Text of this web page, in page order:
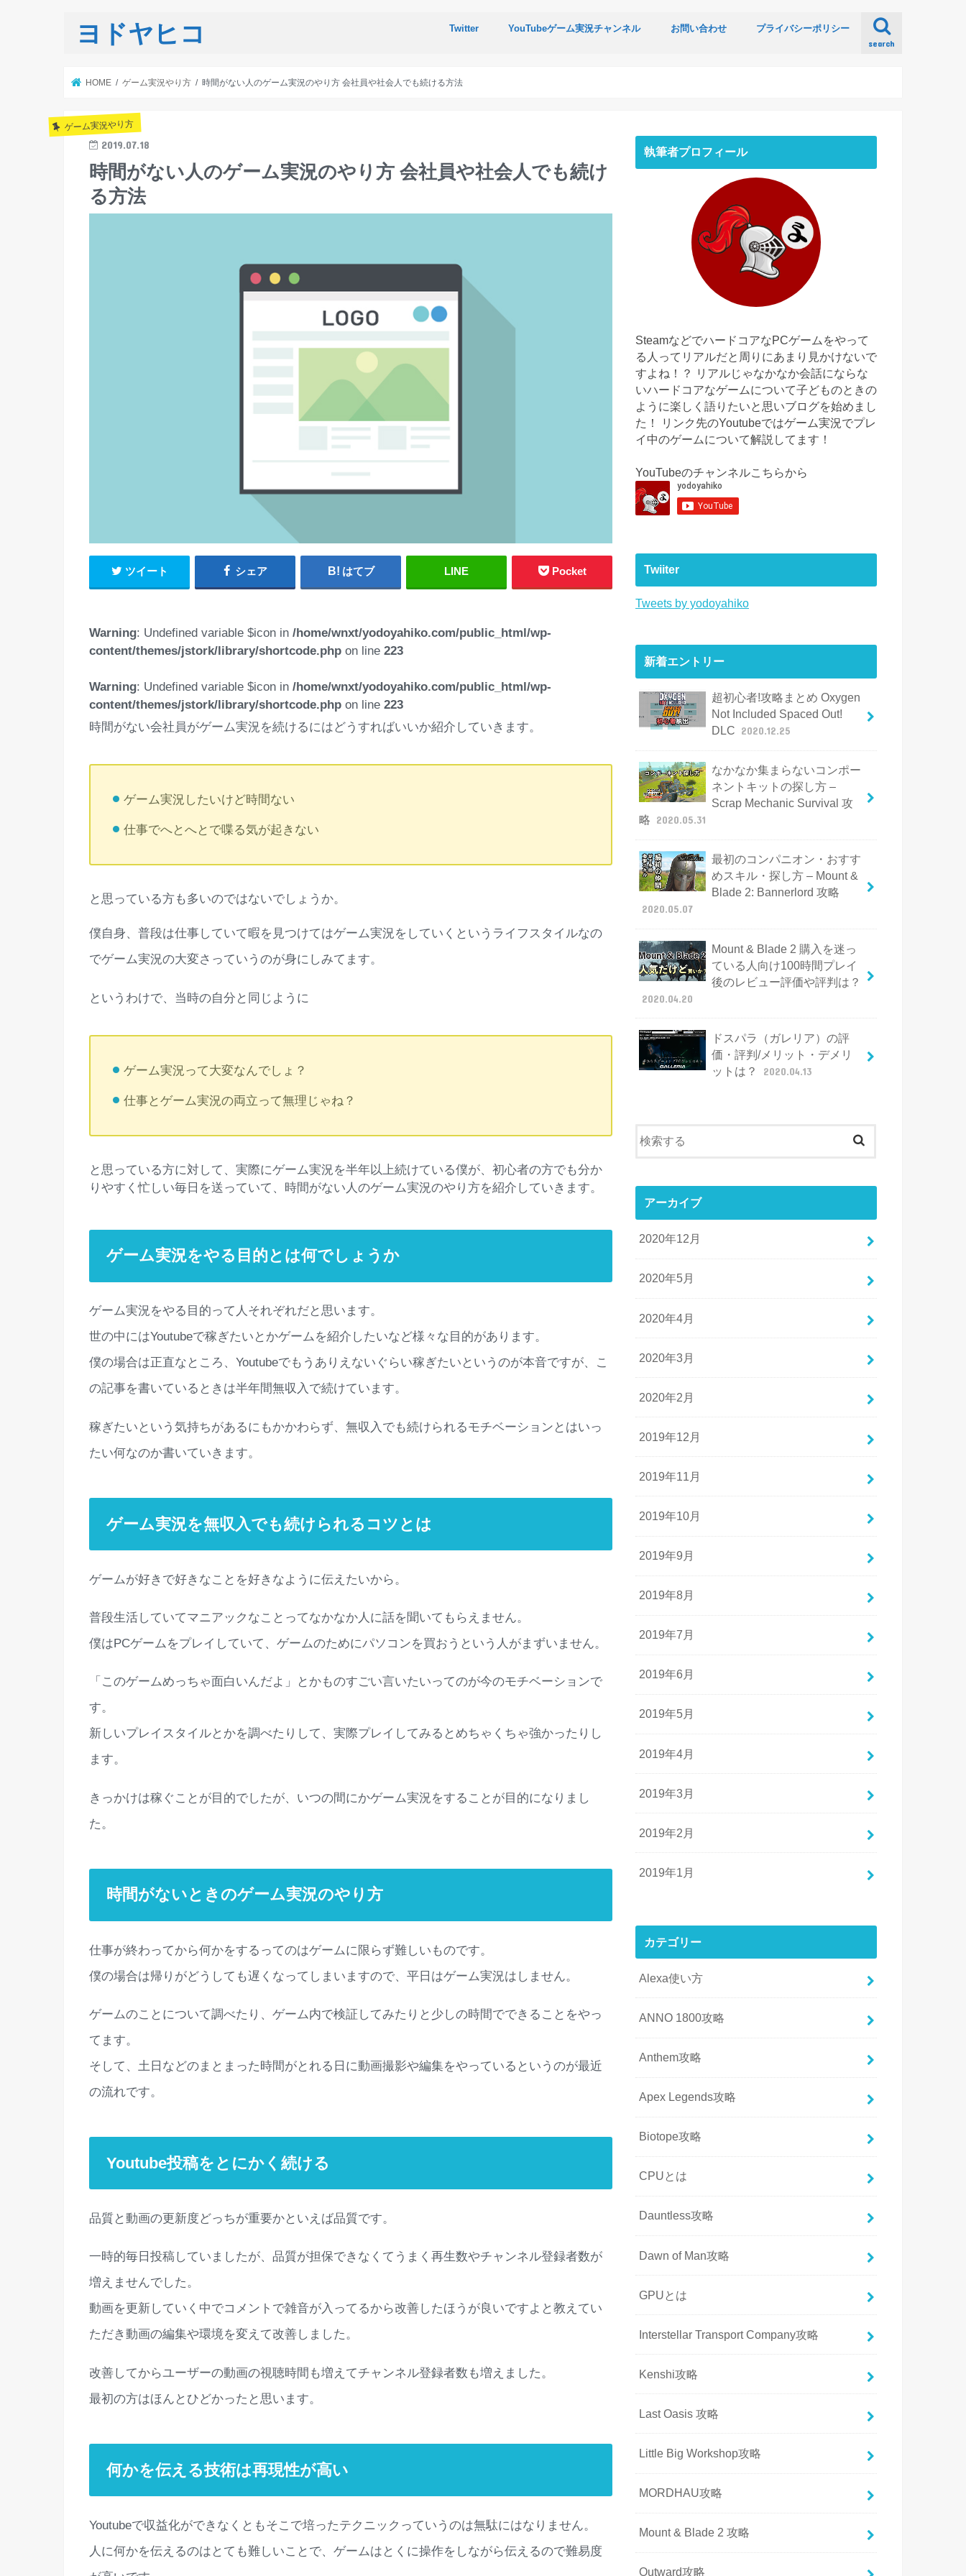
ヨドヤヒコ search
Twitter YouTubeゲーム実況チャンネル お問い合わせ プライバシーポリシー
HOME ゲーム実況やり方 時間がない人のゲーム実況のやり方 会社員や社会人でも続ける方法
ゲーム実況やり方
2019.07.18
時間がない人のゲーム実況のやり方 会社員や社会人でも続け
る方法
ツイート シェア はてブ LINE Pocket
Warning: Undefined variable $icon in /home/wnxt/yodoyahiko.com/public_html/wp-
content/themes/jstork/library/shortcode.php on line 223
Warning: Undefined variable $icon in /home/wnxt/yodoyahiko.com/public_html/wp-
content/themes/jstork/library/shortcode.php on line 223
時間がない会社員がゲーム実況を続けるにはどうすればいいか紹介していきます。
ゲーム実況したいけど時間ない
仕事でへとへとで喋る気が起きない
と思っている方も多いのではないでしょうか。
僕自身、普段は仕事していて暇を見つけてはゲーム実況をしていくというライフスタイルなの
でゲーム実況の大変さっていうのが身にしみてます。
というわけで、当時の自分と同じように
ゲーム実況って大変なんでしょ？
仕事とゲーム実況の両立って無理じゃね？
と思っている方に対して、実際にゲーム実況を半年以上続けている僕が、初心者の方でも分か
りやすく忙しい毎日を送っていて、時間がない人のゲーム実況のやり方を紹介していきます。
ゲーム実況をやる目的とは何でしょうか
ゲーム実況をやる目的って人それぞれだと思います。
世の中にはYoutubeで稼ぎたいとかゲームを紹介したいなど様々な目的があります。
僕の場合は正直なところ、Youtubeでもうありえないぐらい稼ぎたいというのが本音ですが、こ
の記事を書いているときは半年間無収入で続けています。
稼ぎたいという気持ちがあるにもかかわらず、無収入でも続けられるモチベーションとはいっ
たい何なのか書いていきます。
ゲーム実況を無収入でも続けられるコツとは
ゲームが好きで好きなことを好きなように伝えたいから。
普段生活していてマニアックなことってなかなか人に話を聞いてもらえません。
僕はPCゲームをプレイしていて、ゲームのためにパソコンを買おうという人がまずいません。
「このゲームめっちゃ面白いんだよ」とかものすごい言いたいってのが今のモチベーションで
す。
新しいプレイスタイルとかを調べたりして、実際プレイしてみるとめちゃくちゃ強かったりし
ます。
きっかけは稼ぐことが目的でしたが、いつの間にかゲーム実況をすることが目的になりまし
た。
時間がないときのゲーム実況のやり方
仕事が終わってから何かをするってのはゲームに限らず難しいものです。
僕の場合は帰りがどうしても遅くなってしまいますので、平日はゲーム実況はしません。
ゲームのことについて調べたり、ゲーム内で検証してみたりと少しの時間でできることをやっ
てます。
そして、土日などのまとまった時間がとれる日に動画撮影や編集をやっているというのが最近
の流れです。
Youtube投稿をとにかく続ける
品質と動画の更新度どっちが重要かといえば品質です。
一時的毎日投稿していましたが、品質が担保できなくてうまく再生数やチャンネル登録者数が
増えませんでした。
動画を更新していく中でコメントで雑音が入ってるから改善したほうが良いですよと教えてい
ただき動画の編集や環境を変えて改善しました。
改善してからユーザーの動画の視聴時間も増えてチャンネル登録者数も増えました。
最初の方はほんとひどかったと思います。
何かを伝える技術は再現性が高い
Youtubeで収益化ができなくともそこで培ったテクニックっていうのは無駄にはなりません。
人に何かを伝えるのはとても難しいことで、ゲームはとくに操作をしながら伝えるので難易度
執筆者プロフィール
SteamなどでハードコアなPCゲームをやって
る人ってリアルだと周りにあまり見かけないで
すよね！？ リアルじゃなかなか会話にならな
いハードコアなゲームについて子どものときの
ように楽しく語りたいと思いブログを始めまし
た！ リンク先のYoutubeではゲーム実況でプレ
イ中のゲームについて解説してます！
YouTubeのチャンネルこちらから
Twiiter
Tweets by yodoyahiko
新着エントリー
超初心者!攻略まとめ Oxygen
Not Included Spaced Out!
DLC 2020.12.25
なかなか集まらないコンポー
ネントキットの探し方 –
Scrap Mechanic Survival 攻
略 2020.05.31
最初のコンパニオン・おすす
めスキル・探し方 – Mount &
Blade 2: Bannerlord 攻略
2020.05.07
Mount & Blade 2 購入を迷っ
ている人向け100時間プレイ
後のレビュー評価や評判は？
2020.04.20
ドスパラ（ガレリア）の評
価・評判/メリット・デメリ
ットは？
2020.04.13
アーカイブ
2020年12月
2020年5月
2020年4月
2020年3月
2020年2月
2019年12月
2019年11月
2019年10月
2019年9月
2019年8月
2019年7月
2019年6月
2019年5月
2019年4月
2019年3月
2019年2月
2019年1月
カテゴリー
Alexa使い方
ANNO 1800攻略
Anthem攻略
Apex Legends攻略
Biotope攻略
CPUとは
Dauntless攻略
Dawn of Man攻略
GPUとは
Interstellar Transport Company攻略
Kenshi攻略
Last Oasis 攻略
Little Big Workshop攻略
MORDHAU攻略
Mount & Blade 2 攻略
Outward攻略